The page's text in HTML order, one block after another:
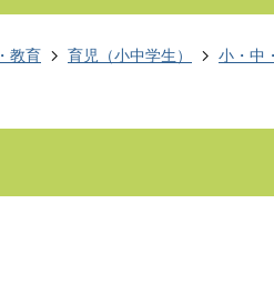
教育 育児（小中学生） 小・中